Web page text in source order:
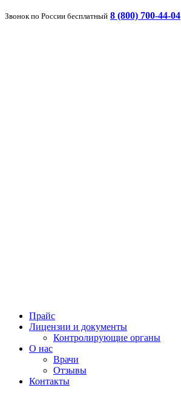
Звонок по России бесплатный 8 (800) 700-44-04
Прайс
Лицензии и документы
Контролирующие органы
О нас
Врачи
Отзывы
Контакты